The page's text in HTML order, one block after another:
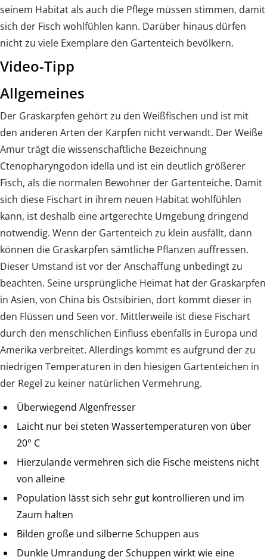
seinem Habitat als auch die Pflege müssen stimmen, damit
sich der Fisch wohlfühlen kann. Darüber hinaus dürfen
nicht zu viele Exemplare den Gartenteich bevölkern.
Video-Tipp
Allgemeines
Der Graskarpfen gehört zu den Weißfischen und ist mit
den anderen Arten der Karpfen nicht verwandt. Der Weiße
Amur trägt die wissenschaftliche Bezeichnung
Ctenopharyngodon idella und ist ein deutlich größerer
Fisch, als die normalen Bewohner der Gartenteiche. Damit
sich diese Fischart in ihrem neuen Habitat wohlfühlen
kann, ist deshalb eine artgerechte Umgebung dringend
notwendig. Wenn der Gartenteich zu klein ausfällt, dann
können die Graskarpfen sämtliche Pflanzen auffressen.
Dieser Umstand ist vor der Anschaffung unbedingt zu
beachten. Seine ursprüngliche Heimat hat der Graskarpfen
in Asien, von China bis Ostsibirien, dort kommt dieser in
den Flüssen und Seen vor. Mittlerweile ist diese Fischart
durch den menschlichen Einfluss ebenfalls in Europa und
Amerika verbreitet. Allerdings kommt es aufgrund der zu
niedrigen Temperaturen in den hiesigen Gartenteichen in
der Regel zu keiner natürlichen Vermehrung.
Überwiegend Algenfresser
Laicht nur bei steten Wassertemperaturen von über
20° C
Hierzulande vermehren sich die Fische meistens nicht
von alleine
Population lässt sich sehr gut kontrollieren und im
Zaum halten
Bilden große und silberne Schuppen aus
Dunkle Umrandung der Schuppen wirkt wie eine